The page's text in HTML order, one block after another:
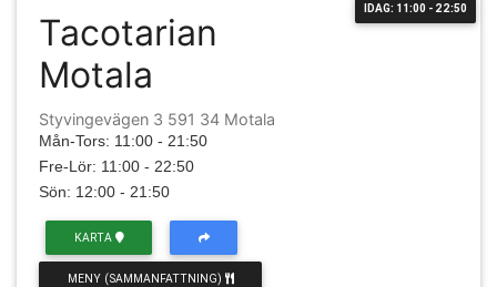
IDAG: 11:00 - 22:50
Tacotarian
Motala
Styvingevägen 3 591 34 Motala
Mån-Tors: 11:00 - 21:50
Fre-Lör: 11:00 - 22:50
Sön: 12:00 - 21:50
KARTA
MENY (SAMMANFATTNING)